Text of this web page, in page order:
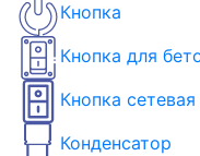
Кнопка
Кнопка для
Кнопка сетевая
Конденсатор